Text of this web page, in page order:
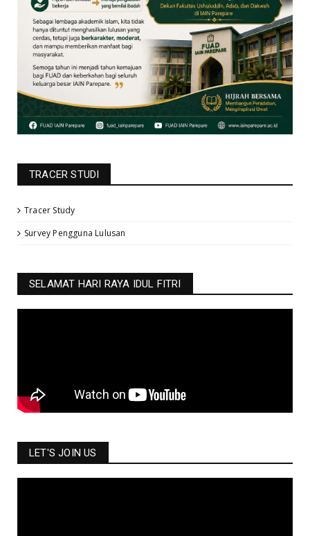
TRACER STUDI
Tracer Study
Survey Pengguna Lulusan
SELAMAT HARI RAYA IDUL FITRI
LET'S JOIN US